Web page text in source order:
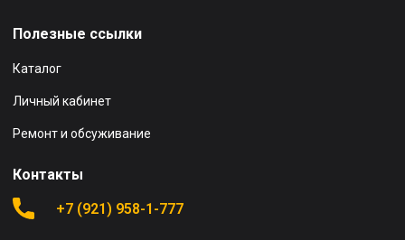
Полезные ссылки
Каталог
Личный кабинет
Ремонт и обсуживание
Контакты
+7 (921) 958-1-777